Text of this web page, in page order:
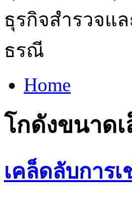
ธุรกิจสำรวจแ
ธรณี
Home
โกดังขนาดเ
เคล็ดลับการ